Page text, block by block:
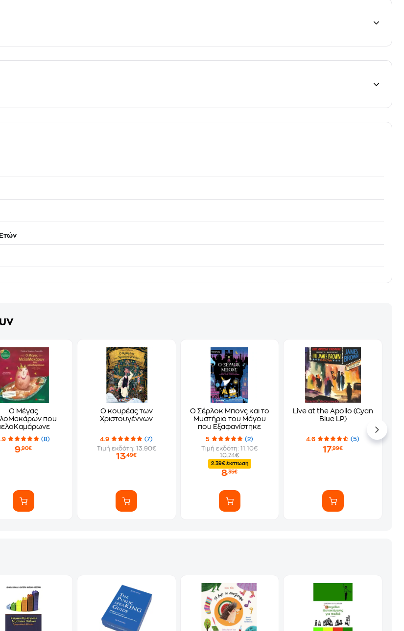
Ο Μέγας
που
(8)
9,90€
Ο κουρέας των
Χριστουγέννων
4.9
(7)
Τιμή εκδότη: 13.90€
13,49€
Ο Σέρλοκ Μπονς και το
Μυστήριο του Μάγου
που Εξαφανίστηκε
5
(2)
Τιμή εκδότη: 11.10€
10.74€
2.39€ έκπτωση
8,35€
Live at the Apollo (Cyan
Blue LP)
4.6 (5)
17,99€